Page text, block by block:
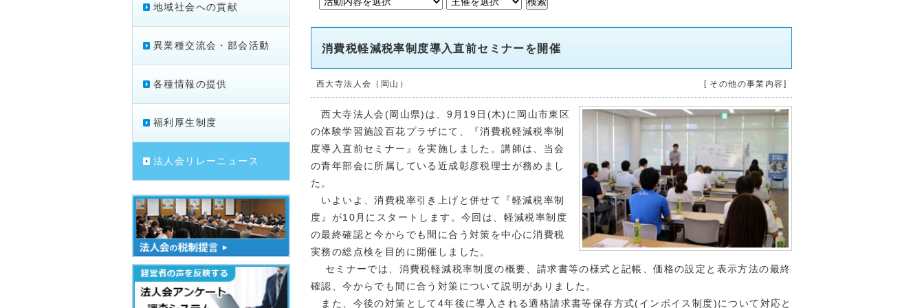
消費税軽減税率制度導入直前セミナーを開催
西大寺法人会（岡山） [ その他の事業内容]
西大寺法人会(岡山県)は、9月19日(木)に岡山市東区
の体験学習施設百花プラザにて、『消費税軽減税率制
度導入直前セミナー』を実施しました。講師は、当会
の青年部会に所属している近成彰彦税理士が務めまし
た。
いよいよ、消費税率引き上げと併せて『軽減税率制
度』が10月にスタートします。今回は、軽減税率制度
の最終確認と今からでも間に合う対策を中心に消費税
実務の総点検を目的に開催しました。
セミナーでは、消費税軽減税率制度の概要、請求書等の様式と記帳、価格の設定と表示方法の最終
確認、今からでも間に合う対策について説明がありました。
また、今後の対策として4年後に導入される適格請求書等保存方式(インボイス制度)について対応と
地域社会への貢献
異業種交流会・部会活動
各種情報の提供
福利厚生制度
法人会リレーニュース